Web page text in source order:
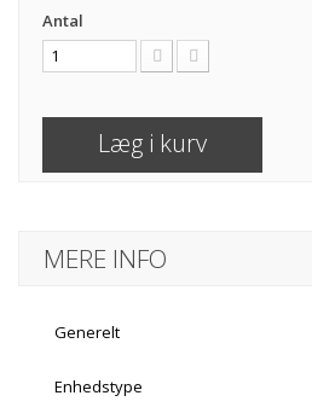
Antal
Læg i kurv
MERE INFO
Generelt
Enhedstype